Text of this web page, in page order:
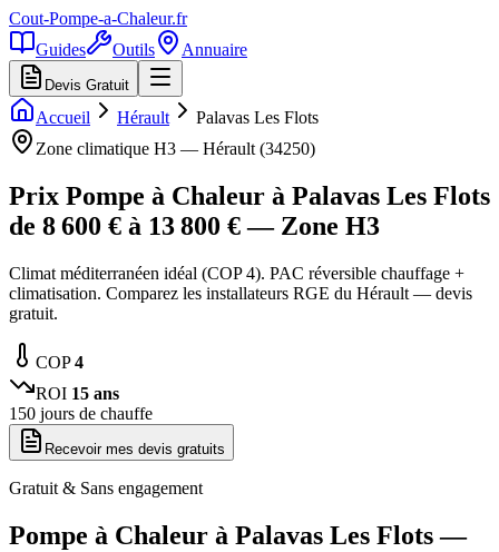
Cout-Pompe-a-Chaleur.fr
Guides
Outils Annuaire
Devis Gratuit
Accueil Hérault
Palavas Les Flots
Zone climatique H3 — Hérault (34250)
Prix Pompe à Chaleur à Palavas Les Flots
de 8 600 € à 13 800 € — Zone H3
Climat méditerranéen idéal (COP 4). PAC réversible chauffage +
climatisation. Comparez les installateurs RGE du Hérault — devis
gratuit.
COP4
ROI 15 ans
150 jours de chauffe
Recevoir mes devis gratuits
Gratuit & Sans engagement
Pompe à Chaleur à Palavas Les Flots—